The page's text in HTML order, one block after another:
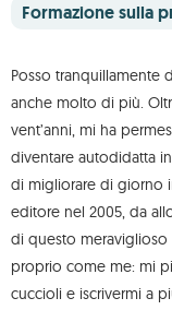
Formazione sulla
Posso tranquillamente
anche molto di più.
vent’anni, mi ha
diventare autodidatta
di migliorare di giorno
editore nel 2005, da
di questo
proprio come me: mi
cuccioli e iscrivermi a